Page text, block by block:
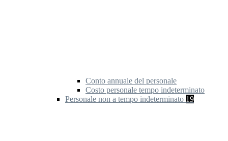
Conto annuale del personale
Costo personale tempo indeterminato
Personale non a tempo indeterminato 19